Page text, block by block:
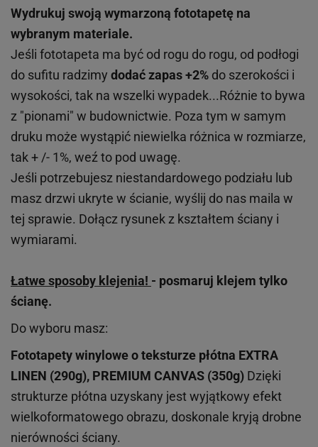
Wydrukuj swoją wymarzoną fototapetę na
wybranym materiale.
Jeśli fototapeta ma być od rogu do rogu, od podłogi
do sufitu radzimy dodać zapas +2% do szerokości i
wysokości, tak na wszelki wypadek...Różnie to bywa
z "pionami" w budownictwie. Poza tym w samym
druku może wystąpić niewielka różnica w rozmiarze,
tak + /- 1%, weź to pod uwagę.
Jeśli potrzebujesz niestandardowego podziału lub
masz drzwi ukryte w ścianie, wyślij do nas maila w
tej sprawie. Dołącz rysunek z kształtem ściany i
wymiarami.
Łatwe sposoby klejenia! - posmaruj klejem tylko
ścianę.
Do wyboru masz:
Fototapety winylowe oteksturze płótna EXTRA
LINEN (290g), PREMIUM CANVAS (350g) Dzięki
strukturze płótna uzyskany jest wyjątkowy efekt
wielkoformatowego obrazu, doskonale kryją drobne
nierówności ściany.